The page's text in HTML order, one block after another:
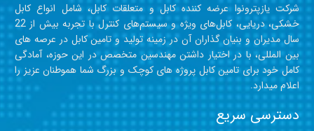
شرکت یازپترونوا عرضه کننده کابل و متعلقات کابل، شامل انواع کابل
خشکی، دریایی، کابل‎‎‎‎‎‎‎‎‎‎‎‎‎‎‎‎‎های ویژه و سیستم‎‎‎‎‎‎‎‎‎‎‎‎‎‎های کنترل با تجربه بیش از 22
سال مدیران و بنیان گذاران آن در زمینه تولید و تامین کابل در عرصه های
بین المللی، با در اختیار داشتن مهندسین متخصص در این حوزه، آمادگی
کامل خود برای تامین کابل‎‎‎‎‎‎‎‎‎‎‎‎‎‎‎‎‎ پروژه های کوچک و بزرگ شما هموطنان عزیز را
اعلام میدارد.
دسترسی سریع